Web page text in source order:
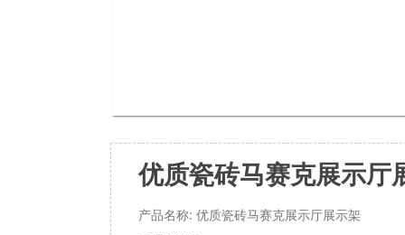
优质瓷砖马赛克展示厅
产品名称: 优质瓷砖马赛克展示厅展示架